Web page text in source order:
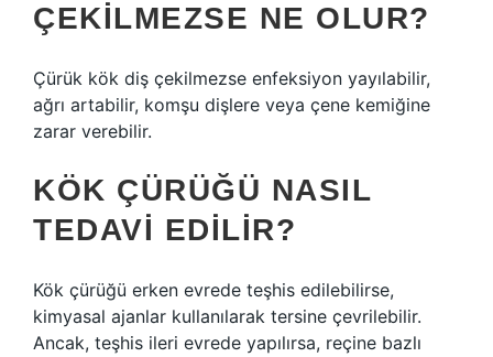
ÇEKILMEZSE NE OLUR?
Çürük kök diş çekilmezse enfeksiyon yayılabilir,
ağrı artabilir, komşu dişlere veya çene kemiğine
zarar verebilir.
KÖK ÇÜRÜĞÜ NASIL
TEDAVI EDILIR?
Kök çürüğü erken evrede teşhis edilebilirse,
kimyasal ajanlar kullanılarak tersine çevrilebilir.
Ancak, teşhis ileri evrede yapılırsa, reçine bazlı